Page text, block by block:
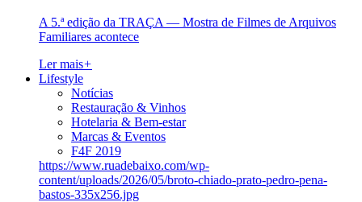
A 5.ª edição da TRAÇA — Mostra de Filmes de Arquivos
Familiares acontece
Ler mais+
Lifestyle
Notícias
Restauração & Vinhos
Hotelaria & Bem-estar
Marcas & Eventos
F4F 2019
https://www.ruadebaixo.com/wp-
content/uploads/2026/05/broto-chiado-prato-pedro-pena-
bastos-335x256.jpg